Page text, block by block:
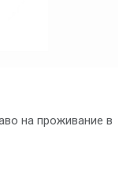
на проживание в